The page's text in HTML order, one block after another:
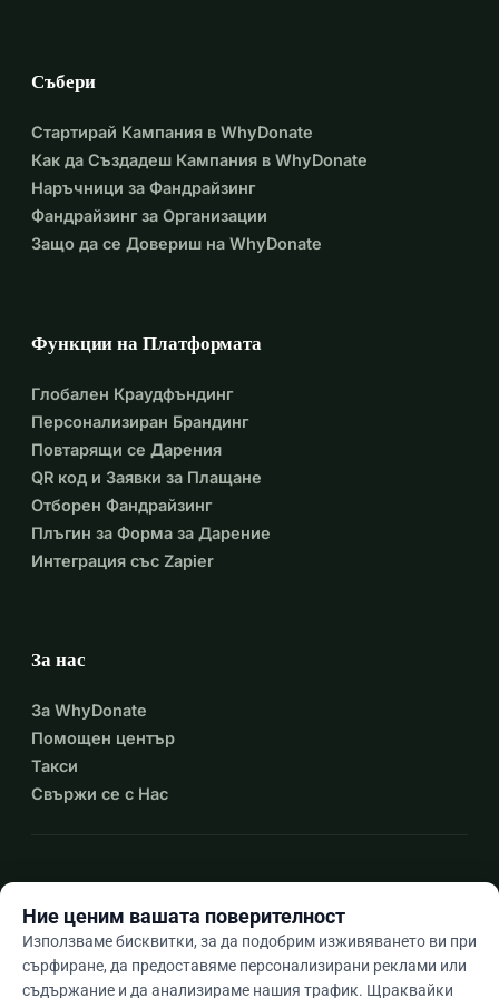
Благодарим ви, че отделихте време да прочетете
дарение, за да ни помогнете в нашето пътуване към
по-безопасен и по-стабилен живот.
С искрена благодарност,
Али Зенда
Събери
Стартирай Кампания в WhyDonate
Как да Създадеш Кампания в WhyDonate
Наръчници за Фандрайзинг
Фандрайзинг за Организации
Защо да се Довериш на WhyDonate
Функции на Платформата
Глобален Краудфъндинг
Персонализиран Брандинг
Повтарящи се Дарения
QR код и Заявки за Плащане
Отборен Фандрайзинг
Плъгин за Форма за Дарение
Интеграция със Zapier
За нас
За WhyDonate
Помощен център
Такси
Свържи се с Нас
Ние ценим вашата поверителност
Използваме бисквитки, за да подобрим изживяването ви при
сърфиране, да предоставяме персонализирани реклами или
съдържание и да анализираме нашия трафик. Щраквайки